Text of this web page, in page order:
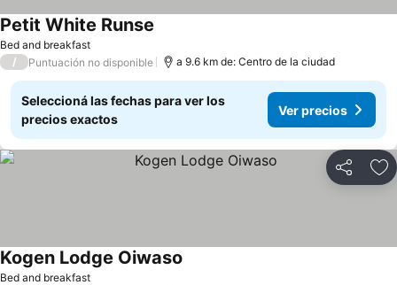
Bed and breakfast
Petit White Runse
/ Puntuación no disponible a 9.6 km de: Centro de la ciudad
Seleccioná las fechas para ver los
precios exactos
Ver precios
Compartir
Bed and breakfast
Kogen Lodge Oiwaso